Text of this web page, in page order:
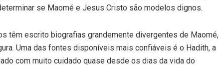
se Maomé e Jesus Cristo são modelos dignos.
têm escrito biografias grandemente divergentes de Maomé,
Uma das fontes disponíveis mais confiáveis é o Hadith, a
com muito cuidado quase desde os dias da vida do